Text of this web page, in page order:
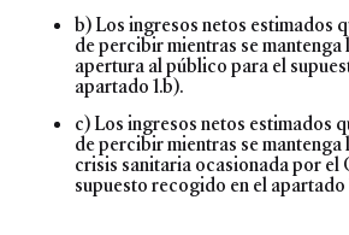
b) Los ingresos netos estimados
de percibir mientras se mantenga
apertura al público para el
apartado 1.b).
c) Los ingresos netos estimados
de percibir mientras se mantenga
crisis sanitaria ocasionada por el
supuesto recogido en el apartado